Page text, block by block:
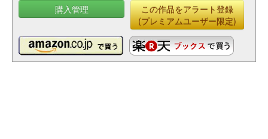
購入管理
この作品をアラート登録
(プレミアムユーザー限定)